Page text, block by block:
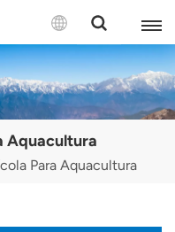
Aquacultura
Para Aquacultura